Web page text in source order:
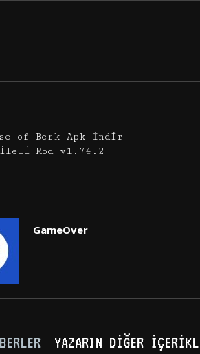
of Berk Apk İndir –
Mod v1.74.2
GameOver
YAZARIN DIĞER